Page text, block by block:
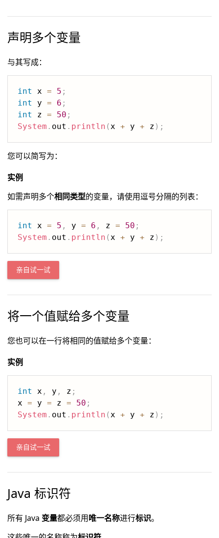
声明多个变量
与其写成：
int x = 5 ;
int
y = 6 ;
int
z = 50 ;
System . out . println (x + y + z ) ;
您可以简写为：
实例
如需声明多个相同类型的变量，请使用逗号分隔的列表：
int x = 5 , y = 6 , z = 50 ;
System . out . println (x + y + z ) ;
亲自试一试
将一个值赋给多个变量
您也可以在一行将相同的值赋给多个变量：
实例
int x , y , z ;
x = y = z = 50 ;
System . out . println (x + y + z ) ;
亲自试一试
Java 标识符
所有 Java 变量都必须用唯一名称进行标识。